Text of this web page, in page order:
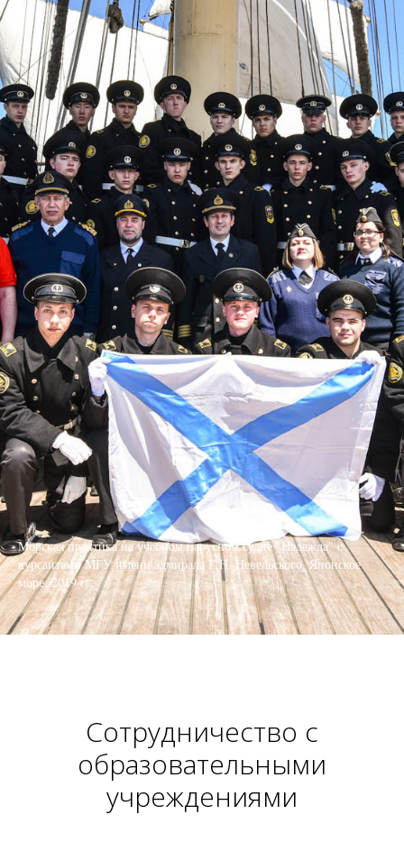
Морская практика на учебном парусном судне "Надежда" с
курсантами МГУ имени адмирала Г.Н. Невельского. Японское
море, 2019 г.
Сотрудничество с
образовательными
учреждениями